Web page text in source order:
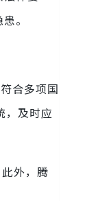
。
合多项国
，及时应
外，腾